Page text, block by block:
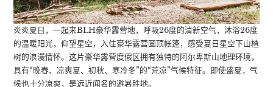
炎炎夏日，一起来BLH豪华露营地，呼吸26度的清新空气，沐浴26度
的温暖阳光，仰望星空，入住豪华露营圆顶帐篷，感受夏日星空下山楂
树的浪漫情怀。这片豪华露营度假区拥有独特的阿尔卑斯山地理环境，
具有“晚春、凉爽夏、初秋、寒冷冬”的“荒凉”气候特征。即使盛夏，气
候也十分凉爽，是远近闻名的避暑胜地。